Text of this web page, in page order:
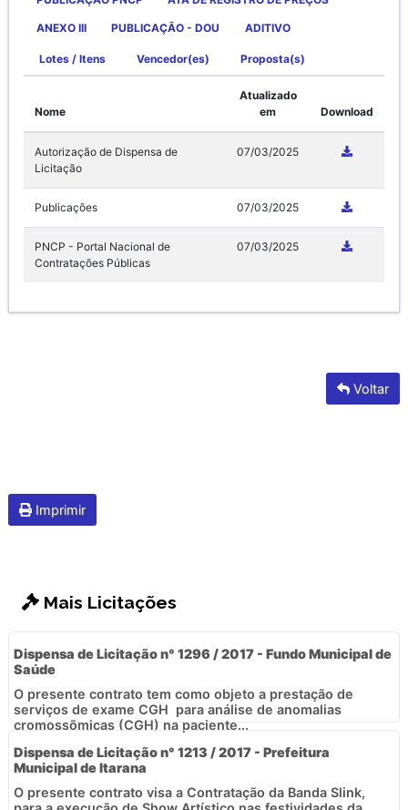
ANEXO III PUBLICAÇÃO - DOU ADITIVO
Lotes / Itens Vencedor(es) Proposta(s)
Nome
Atualizado
em
Download
Autorização de Dispensa de
Licitação
07/03/2025
Publicações 07/03/2025
PNCP - Portal Nacional de
Contratações Públicas
07/03/2025
Voltar
Imprimir
Mais Licitações
Dispensa de Licitação n° 1296 / 2017 - Fundo Municipal de
Saúde
O presente contrato tem como objeto a prestação de
serviços de exame CGH  para análise de anomalias
cromossõmicas (CGH) na paciente...
Dispensa de Licitação n° 1213 / 2017 - Prefeitura
Municipal de Itarana
O presente contrato visa a Contratação da Banda Slink,